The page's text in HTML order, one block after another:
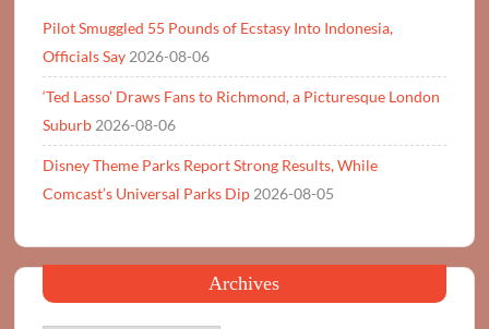
Pilot Smuggled 55 Pounds of Ecstasy Into Indonesia,
Officials Say 2026-08-06
‘Ted Lasso’ Draws Fans to Richmond, a Picturesque London
Suburb 2026-08-06
Disney Theme Parks Report Strong Results, While
Comcast’s Universal Parks Dip 2026-08-05
Archives